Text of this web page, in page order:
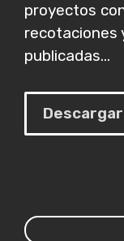
proyectos
recotaciones
publicadas...